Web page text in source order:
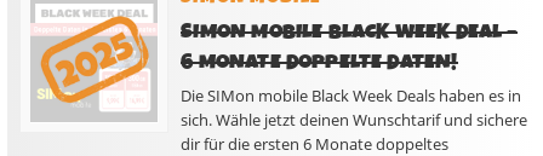
SIMON MOBILE BLACK WEEK DEAL –
6 MONATE DOPPELTE DATEN!
Die SIMon mobile Black Week Deals haben es in
sich. Wähle jetzt deinen Wunschtarif und sichere
dir für die ersten 6 Monate doppeltes